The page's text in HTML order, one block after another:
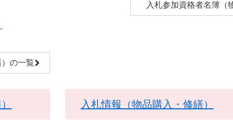
の一覧
入札参加資格者名簿（
入札情報（物品購入・修繕）